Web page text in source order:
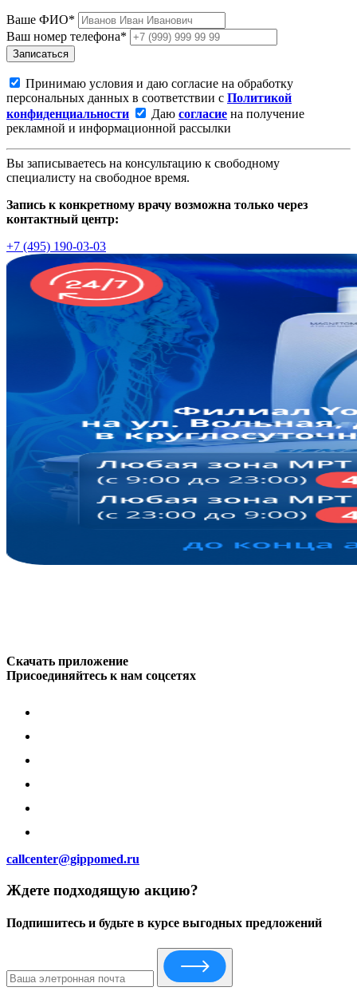
Ваше ФИО*
Ваш номер телефона*
Записаться
Принимаю условия и даю согласие на обработку
персональных данных в соответствии с Политикой
конфиденциальности
Даю согласие на получение
рекламной и информационной рассылки
Вы записываетесь на консультацию к свободному
специалисту на свободное время.
Запись к конкретному врачу возможна только через
контактный центр:
+7 (495) 190-03-03
Скачать приложение
Присоединяйтесь к нам соцсетях
callcenter@gippomed.ru
Ждете подходящую акцию?
Подпишитесь и будьте в курсе выгодных предложений